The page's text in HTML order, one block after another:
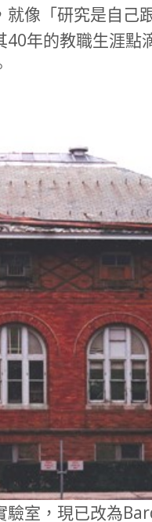
像「研究是自己
年的教職生涯
室，現已改為